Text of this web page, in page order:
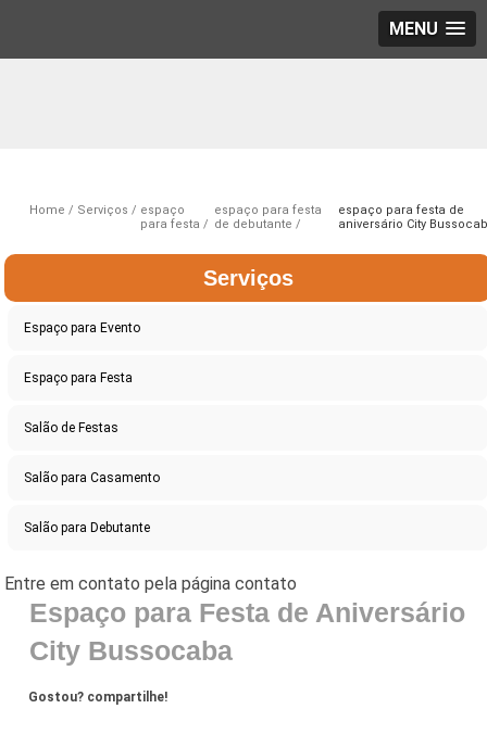
MENU
Home Serviços
espaço
para festa
espaço para festa
de debutante
espaço para festa de
aniversário City
Serviços
Espaço para Evento
Espaço para Festa
Salão de Festas
Salão para Casamento
Salão para Debutante
Espaço para Festa de Aniversário
City Bussocaba
Gostou? compartilhe!